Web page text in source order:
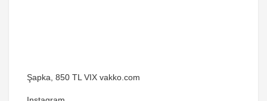
Şapka, 850 TL VIX vakko.com